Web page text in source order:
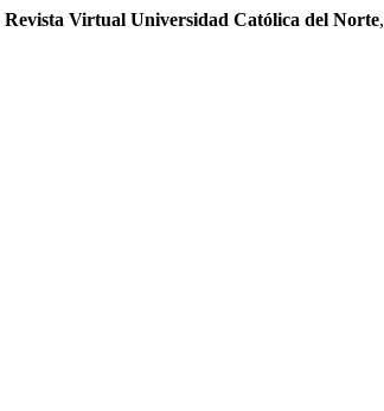
Revista Virtual Universidad Católica del Norte,